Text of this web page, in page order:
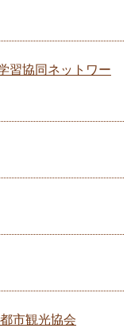
習協同ネットワー
市観光協会